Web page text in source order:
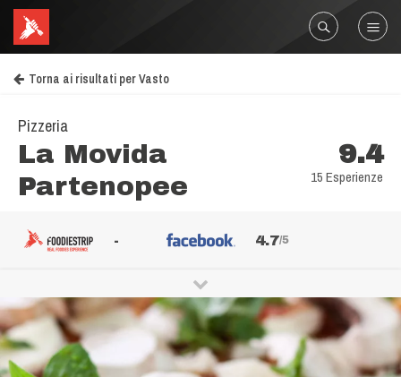
Torna ai risultati per Vasto
Pizzeria
La Movida
Partenopee
9.4
15 Esperienze
- 4.7/5